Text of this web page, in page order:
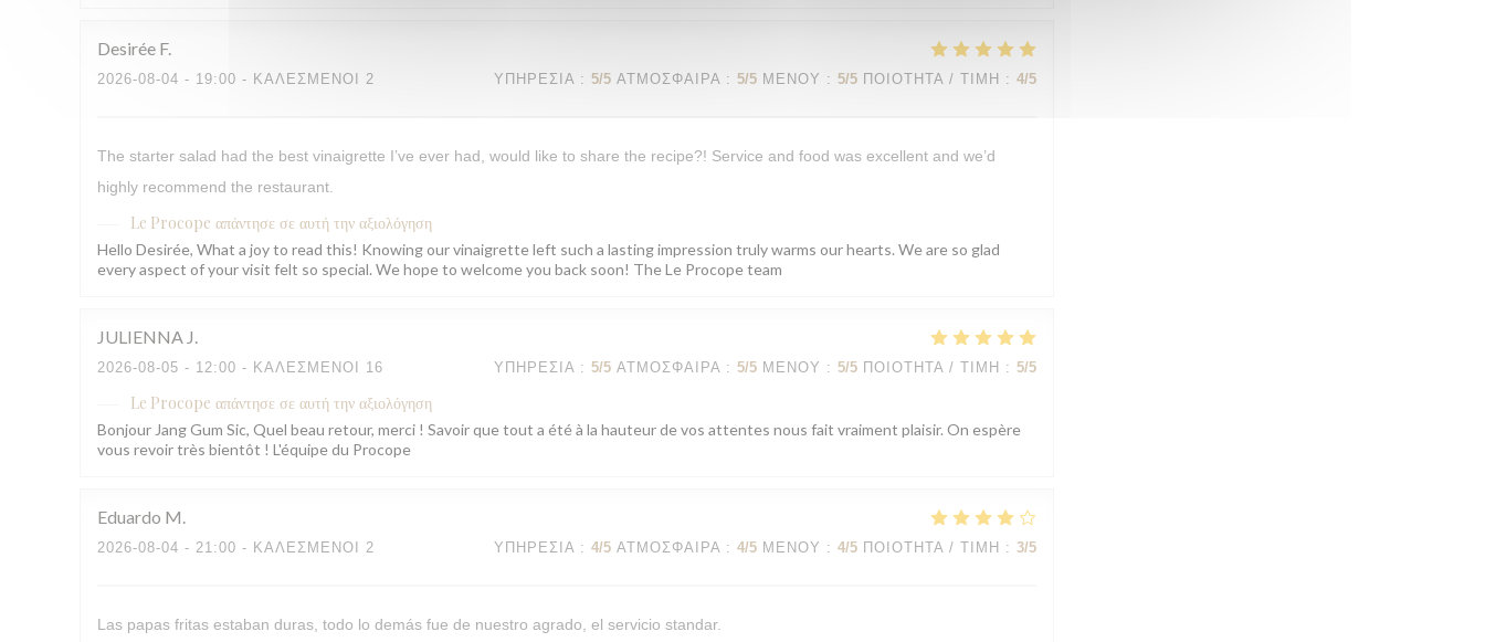
Desirée F
2026-08-04 - 19:00 - ΚΑΛΕΣΜΈΝΟΙ 2 ΥΠΗΡΕΣΊΑ : 5/5 ΑΤΜΌΣΦΑΙΡΑ : 5/5 ΜΕΝΟΎ : 5/5 ΠΟΙΌΤΗΤΑ / ΤΙΜΉ : 4/5
The starter salad had the best vinaigrette I’ve ever had, would like to share the recipe?! Service and food was excellent and we’d
highly recommend the restaurant.
Le Procope απάντησε σε αυτή την αξιολόγηση
Hello Desirée, What a joy to read this! Knowing our vinaigrette left such a lasting impression truly warms our hearts. We are so glad
every aspect of your visit felt so special. We hope to welcome you back soon! The Le Procope team
JULIENNA J
2026-08-05 - 12:00 - ΚΑΛΕΣΜΈΝΟΙ 16 ΥΠΗΡΕΣΊΑ : 5/5 ΑΤΜΌΣΦΑΙΡΑ : 5/5 ΜΕΝΟΎ : 5/5 ΠΟΙΌΤΗΤΑ / ΤΙΜΉ : 5/5
Le Procope απάντησε σε αυτή την αξιολόγηση
Bonjour Jang Gum Sic, Quel beau retour, merci ! Savoir que tout a été à la hauteur de vos attentes nous fait vraiment plaisir. On espère
vous revoir très bientôt ! L'équipe du Procope
Eduardo M
2026-08-04 - 21:00 - ΚΑΛΕΣΜΈΝΟΙ 2 ΥΠΗΡΕΣΊΑ : 4/5 ΑΤΜΌΣΦΑΙΡΑ : 4/5 ΜΕΝΟΎ : 4/5 ΠΟΙΌΤΗΤΑ / ΤΙΜΉ : 3/5
Las papas fritas estaban duras, todo lo demás fue de nuestro agrado, el servicio standar.